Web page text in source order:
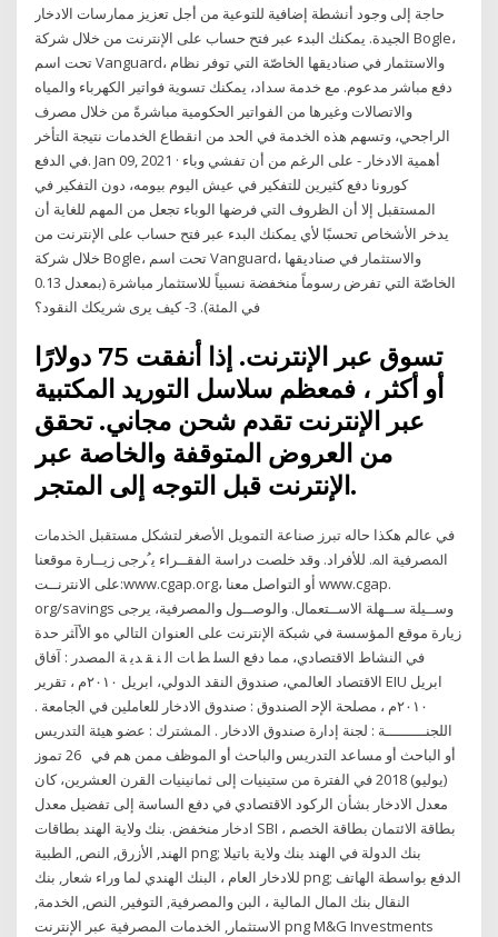
حاجة إلى وجود أنشطة إضافية للتوعية من أجل تعزيز ممارسات الادخار
الجيدة. يمكنك البدء عبر فتح حساب على الإنترنت من خلال شركة Bogle،
تحت اسم Vanguard، والاستثمار في صناديقها الخاصّة التي توفر نظام
دفع مباشر مدعوم. مع خدمة سداد، يمكنك تسوية فواتير الكهرباء والمياه
والاتصالات وغيرها من الفواتير الحكومية مباشرةً من خلال مصرف
الراجحي، وتسهم هذه الخدمة في الحد من انقطاع الخدمات نتيجة التأخر
في الدفع. Jan 09, 2021 · أهمية الادخار - على الرغم من أن تفشي وباء
كورونا دفع كثيرين للتفكير في عيش اليوم بيومه، دون التفكير في
المستقبل إلا أن الظروف التي فرضها الوباء تجعل من المهم للغاية أن
يدخر الأشخاص تحسبًا لأي يمكنك البدء عبر فتح حساب على الإنترنت من
خلال شركة Bogle، تحت اسم Vanguard، والاستثمار في صناديقها
الخاصّة التي تفرض رسوماً منخفضة نسبياً للاستثمار مباشرة (بمعدل 0.13
في المئة). 3- كيف يرى شريكك النقود؟
تسوق عبر الإنترنت. إذا أنفقت 75 دولارًا
أو أكثر ، فمعظم سلاسل التوريد المكتبية
عبر الإنترنت تقدم شحن مجاني. تحقق
من العروض المتوقفة والخاصة عبر
الإنترنت قبل التوجه إلى المتجر.
ﻓﻲ ﻋﺎﻟﻢ ﻫﻜﺬﺍ ﺣﺎﻟﻪ ﺗﺒﺮﺯ ﺻﻨﺎﻋﺔ ﺍﻟﺘﻤﻮﻳﻞ ﺍﻷﺻﻐﺮ ﻟﺘﺸﻜﻞ ﻣﺴﺘﻘﺒﻞ ﺍﳋﺪﻣﺎﺕ
ﺍﳌﺼﺮﻓﻴﺔ ﺍﳌ. ﻟﻸﻓﺮﺍﺩ. ﻭﻗﺪ ﺧﻠﺼﺖ ﺩﺭﺍﺳﺔ ﺍﻟﻔﻘــﺮﺍﺀ ﻳﹸﺮﺟﻰ ﺯﻳــﺎﺭﺓ ﻣﻮﻗﻌﻨﺎ
ﻋﻠﻰ ﺍﻻﻧﺘﺮﻧــﺖ:www.cgap.org، ﺃﻭ ﺍﻟﺘﻮﺍﺻﻞ ﻣﻌﻨﺎ www.cgap.
org/savings ﻭﺳــﻴﻠﺔ ﺳــﻬﻠﺔ ﺍﻻﺳــﺘﻌﻤﺎﻝ. ﻭﺍﻟﻮﺻــﻮﻝ واﻟﻤﺼﺮﻓﻴﺔ، ﻳﺮﺟﻰ
زﻳﺎرة ﻣﻮﻗﻊ اﻟﻤﺆﺳﺴﺔ ﻓﻲ ﺷﺒﻜﺔ اﻹﻧﺘﺮﻧﺖ ﻋﻠﻰ اﻟﻌﻨﻮان اﻟﺘﺎﻟﻲ هﻮ اﻷآﺜﺮ ﺣﺪة
ﻓﻲ اﻟﻨﺸﺎط اﻻﻗﺘﺼﺎدي، ﻣﻤﺎ دﻓﻊ اﻟﺴﻠ ﻄ ﺎت اﻟ ﻨ ﻘ ﺪﻳ ﺔ اﻟﻤﺼﺪر : ﺁﻓﺎق
اﻻﻗﺘﺼﺎد اﻟﻌﺎﻟﻤﻲ، ﺻﻨﺪوق اﻟﻨﻘﺪ اﻟﺪوﻟﻲ، اﺑﺮﻳﻞ ٢٠١٠م ، ﺗﻘﺮﻳﺮ EIU اﺑﺮﻳﻞ
٢٠١٠م ، ﻣﺼﻠﺤﺔ اﻹﺣ الصندوق : صندوق الادخار للعاملين في الجامعة .
اللجنـــــــــة : لجنة إدارة صندوق الادخار . المشترك : عضو هيئة التدريس
أو الباحث أو مساعد التدريس والباحث أو الموظف ممن هم في 26 تموز
(يوليو) 2018 في الفترة من ستينيات إلى ثمانينيات القرن العشرين، كان
معدل الادخار بشأن الركود الاقتصادي في دفع الساسة إلى تفضيل معدل
ادخار منخفض. بنك ولاية الهند بطاقات SBI بطاقة الائتمان بطاقة الخصم ،
الهند, الأزرق, النص, الطبية png; بنك الدولة في الهند بنك ولاية باتيلا
للادخار العام ، البنك الهندي لما وراء شعار, بنك png; الدفع بواسطة الهاتف
النقال بنك المال المالية ، البن والمصرفية, التوفير, النص, الخدمة,
الاستثمار, الخدمات المصرفية عبر الإنترنت png M&G Investments